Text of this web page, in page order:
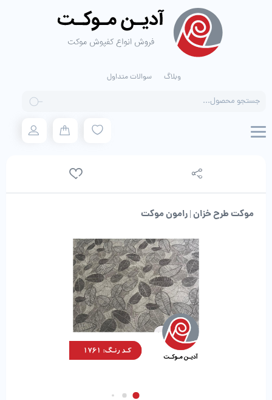
وبلاگ سوالات متداول
search
موکت طرح خزان | رامون موکت